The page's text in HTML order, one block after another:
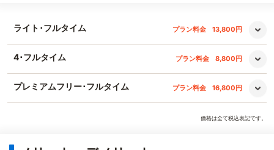
ライト･フルタイム プラン料金 13,800円
4･フルタイム プラン料金 8,800円
プレミアムフリー･フルタイム プラン料金 16,800円
価格は全て税込表記です。